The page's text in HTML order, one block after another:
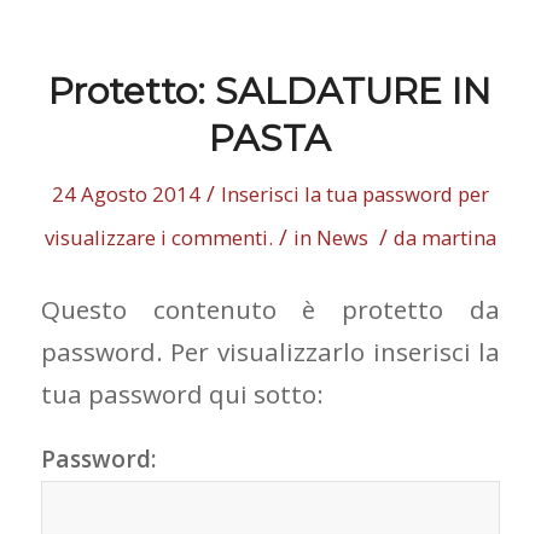
Protetto: SALDATURE IN
PASTA
24 Agosto 2014 / Inserisci la tua password per
visualizzare i commenti. / in News / da martina
Questo contenuto è protetto da
password. Per visualizzarlo inserisci la
tua password qui sotto:
Password: